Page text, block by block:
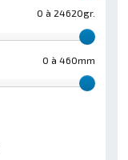
0 à 24620gr.
0 à 460mm